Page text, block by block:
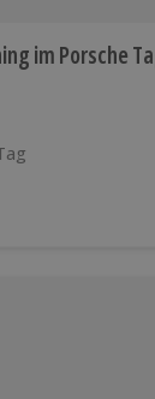
im Porsche